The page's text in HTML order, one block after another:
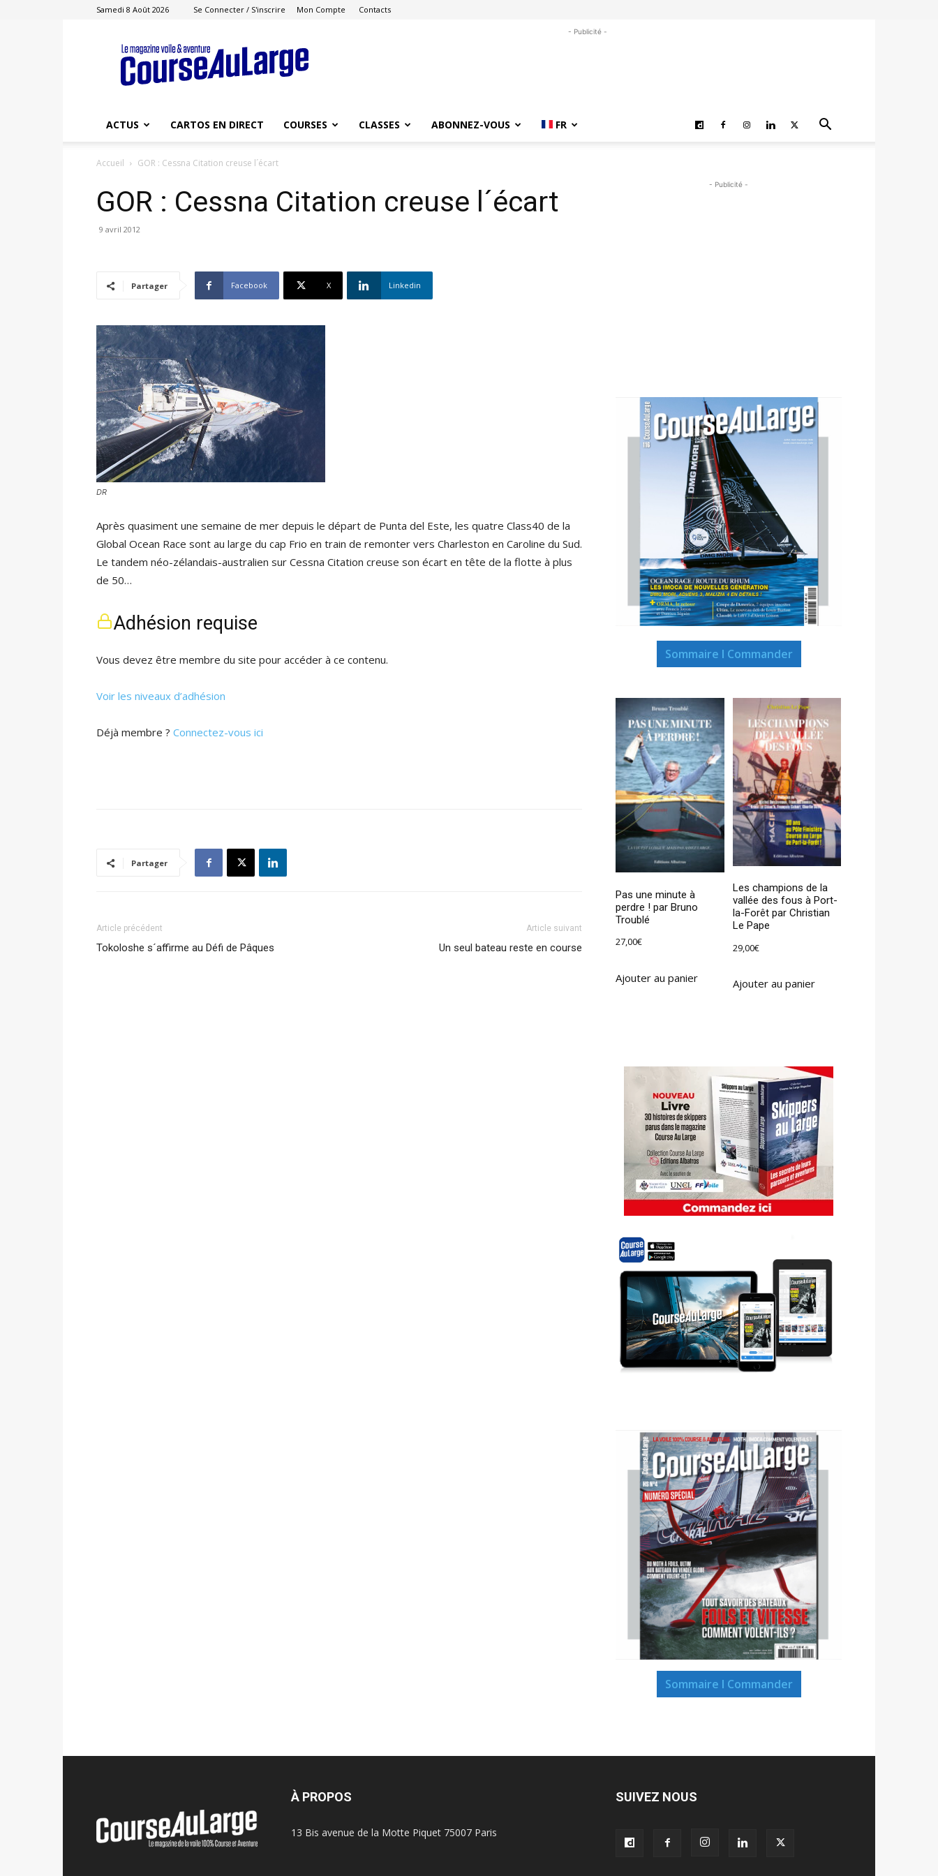
Samedi 8 Août 2026 Se Connecter / S'inscrire Mon Compte Contacts
Course
au
Large
- Publicité -
ACTUS CARTOS EN DIRECT COURSES CLASSES ABONNEZ-VOUS FR
Accueil GOR : Cessna Citation creuse l´écart
GOR : Cessna Citation creuse l´écart
9 avril 2012
Partager Facebook X Linkedin
DR
Après quasiment une semaine de mer depuis le départ de Punta del Este, les quatre Class40 de la
Global Ocean Race sont au large du cap Frio en train de remonter vers Charleston en Caroline du Sud.
Le tandem néo-zélandais-australien sur Cessna Citation creuse son écart en tête de la flotte à plus
de 50…
Adhésion requise
Vous devez être membre du site pour accéder à ce contenu.
Voir les niveaux d’adhésion
Déjà membre ? Connectez-vous ici
Partager
Article précédent
Tokoloshe s´affirme au Défi de Pâques
Article suivant
Un seul bateau reste en course
- Publicité -
Sommaire I Commander
Pas une minute à
perdre ! par Bruno
Troublé
27,00€
Ajouter au panier
Les champions de la
vallée des fous à Port-
la-Forêt par Christian
Le Pape
29,00€
Ajouter au panier
Sommaire I Commander
À PROPOS
13 Bis avenue de la Motte Piquet 75007 Paris
SUIVEZ NOUS